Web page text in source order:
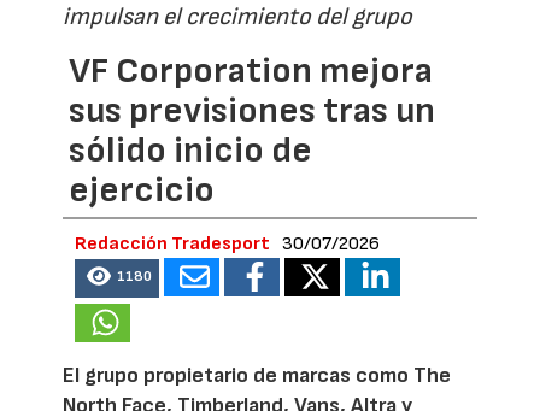
impulsan el crecimiento del grupo
VF Corporation mejora
sus previsiones tras un
sólido inicio de
ejercicio
Redacción Tradesport 30/07/2026
1180
El grupo propietario de marcas como The
North Face, Timberland, Vans, Altra y